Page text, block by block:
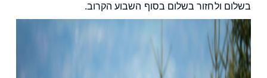
בשלום ולחזור בשלום בסוף השבוע הקרוב.